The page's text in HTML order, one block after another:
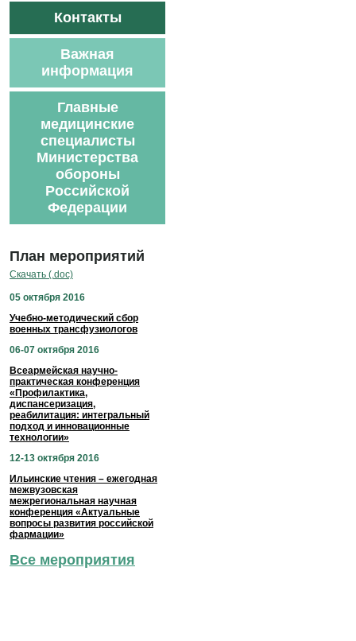
Контакты
Важная
информация
Главные
медицинские
специалисты
Министерства
обороны
Российской
Федерации
План мероприятий
Скачать (.doc)
05 октября 2016
Учебно-методический сбор
военных трансфузиологов
06-07 октября 2016
Всеармейская научно-
практическая конференция
«Профилактика,
диспансеризация,
реабилитация: интегральный
подход и инновационные
технологии»
12-13 октября 2016
Ильинские чтения – ежегодная
межвузовская
межрегиональная научная
конференция «Актуальные
вопросы развития российской
фармации»
Все мероприятия